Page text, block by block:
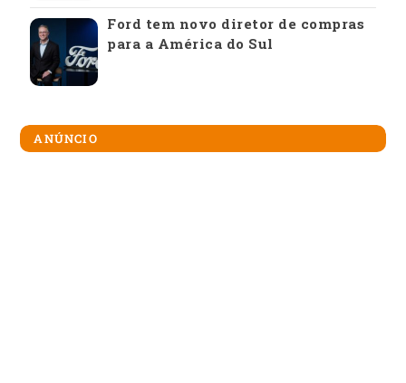
Ford tem novo diretor de compras
para a América do Sul
ANÚNCIO